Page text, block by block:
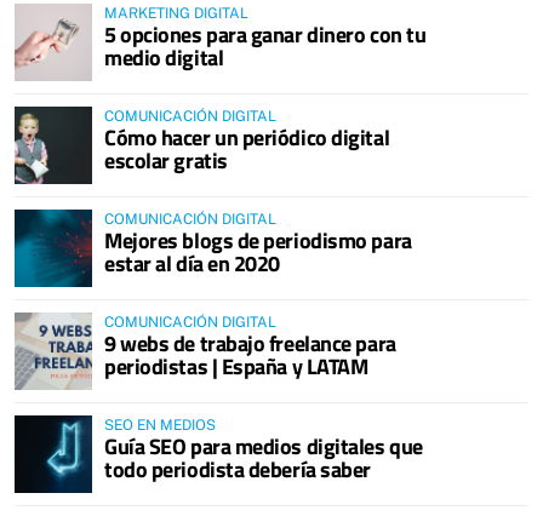
MARKETING DIGITAL
5 opciones para ganar dinero con tu
medio digital
COMUNICACIÓN DIGITAL
Cómo hacer un periódico digital
escolar gratis
COMUNICACIÓN DIGITAL
Mejores blogs de periodismo para
estar al día en 2020
COMUNICACIÓN DIGITAL
9 webs de trabajo freelance para
periodistas | España y LATAM
SEO EN MEDIOS
Guía SEO para medios digitales que
todo periodista debería saber